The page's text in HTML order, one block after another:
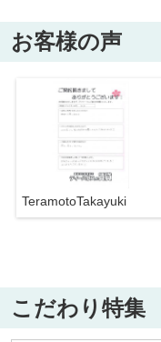
お客様の声
TeramotoTakayuki
こだわり特集